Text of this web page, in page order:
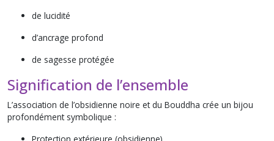
de lucidité
d’ancrage profond
de sagesse protégée
Signification de l’ensemble
L’association de l’obsidienne noire et du Bouddha crée un bijou
profondément symbolique :